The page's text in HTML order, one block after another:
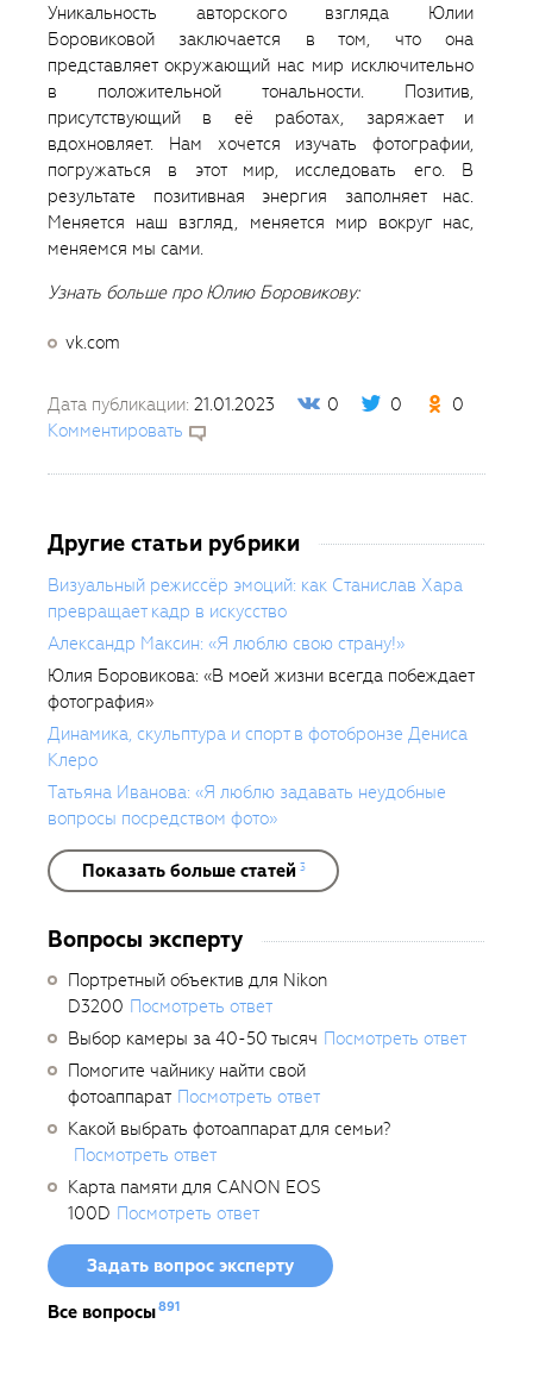
Уникальность авторского взгляда Юлии
Боровиковой заключается в том, что она
представляет окружающий нас мир исключительно
в положительной тональности. Позитив,
присутствующий в её работах, заряжает и
вдохновляет. Нам хочется изучать фотографии,
погружаться в этот мир, исследовать его. В
результате позитивная энергия заполняет нас.
Меняется наш взгляд, меняется мир вокруг нас,
меняемся мы сами.
Узнать больше про Юлию Боровикову:
vk.com
Дата публикации: 21.01.2023 0 0
0
Комментировать
Другие статьи рубрики
Визуальный режиссёр эмоций: как Станислав Хара
превращает кадр в искусство
Александр Максин: «Я люблю свою страну!»
Юлия Боровикова: «В моей жизни всегда побеждает
фотография»
Динамика, скульптура и спорт в фотобронзе Дениса
Клеро
Татьяна Иванова: «Я люблю задавать неудобные
вопросы посредством фото»
Показать больше статей 3
Вопросы эксперту
Портретный объектив для Nikon
D3200 Посмотреть ответ
Выбор камеры за 40-50 тысяч Посмотреть ответ
Помогите чайнику найти свой
фотоаппарат Посмотреть ответ
Какой выбрать фотоаппарат для семьи?
Посмотреть ответ
Карта памяти для CANON EOS
100D Посмотреть ответ
Задать вопрос эксперту
Все вопросы891